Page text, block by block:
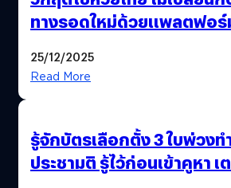
ทางรอดใหม่ด้วยแพลตฟอร์
25/12/2025
Read More
รู้จักบัตรเลือกตั้ง 3 ใบพ่วงท
ประชามติ รู้ไว้ก่อนเข้าคูหา เ